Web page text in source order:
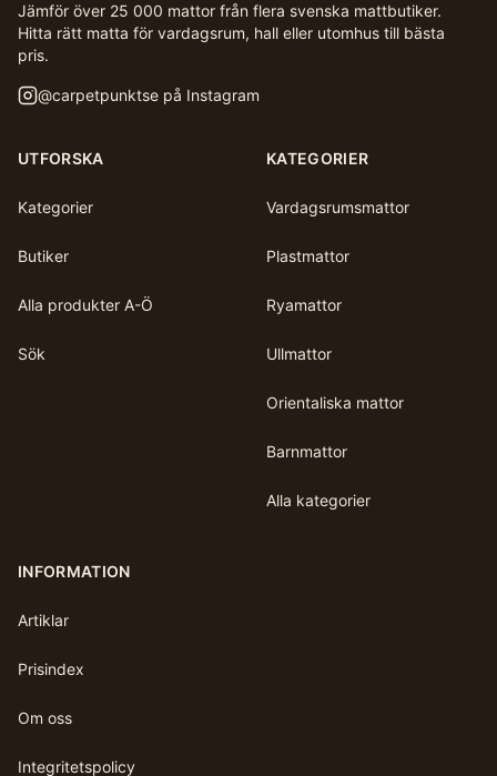
Jämför över 25 000 mattor från flera svenska mattbutiker.
Hitta rätt matta för vardagsrum, hall eller utomhus till bästa
pris.
@carpetpunktse på Instagram
UTFORSKA
Kategorier
Butiker
Alla produkter A-Ö
Sök
KATEGORIER
Vardagsrumsmattor
Plastmattor
Ryamattor
Ullmattor
Orientaliska mattor
Barnmattor
Alla kategorier
INFORMATION
Artiklar
Prisindex
Om oss
Integritetspolicy